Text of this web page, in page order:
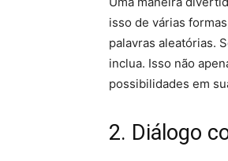
isso de várias
palavras aleatórias.
inclua. Isso não
possibilidades em
2. Diálogo